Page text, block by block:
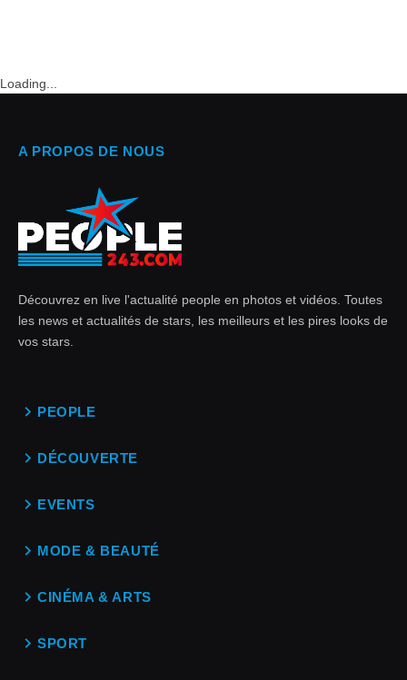
Loading...
A PROPOS DE NOUS
Découvrez en live l'actualité people en photos et vidéos. Toutes
les news et actualités de stars, les meilleurs et les pires looks de
vos stars.
PEOPLE
DÉCOUVERTE
EVENTS
MODE & BEAUTÉ
CINÉMA & ARTS
SPORT